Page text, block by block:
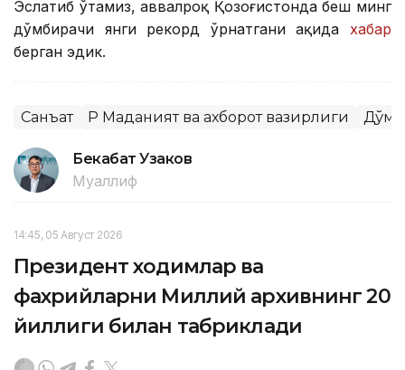
Эслатиб ўтамиз, аввалроқ Қозоғистонда беш минг
дўмбирачи янги рекорд ўрнатгани ҳақида хабар
берган эдик.
Санъат ҚР Маданият ва ахборот вазирлиги
Бекабат Узаков
Муаллиф
14:45, 05 Август 2026
Президент ходимлар ва
фахрийларни Миллий архивнинг 20
йиллиги билан табриклади